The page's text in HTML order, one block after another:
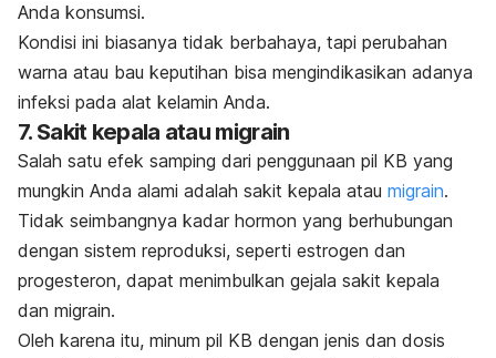
Anda konsumsi.
Kondisi ini biasanya tidak berbahaya, tapi perubahan
warna atau bau keputihan bisa mengindikasikan adanya
infeksi pada alat kelamin Anda.
7. Sakit kepala atau migrain
Salah satu efek samping dari penggunaan pil KB yang
mungkin Anda alami adalah sakit kepala atau migrain.
Tidak seimbangnya kadar hormon yang berhubungan
dengan sistem reproduksi, seperti estrogen dan
progesteron, dapat menimbulkan gejala sakit kepala
dan migrain.
Oleh karena itu, minum pil KB dengan jenis dan dosis